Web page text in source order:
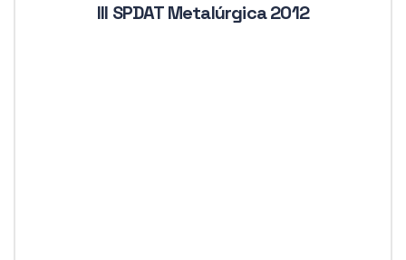
III SPDAT Metalúrgica 2012